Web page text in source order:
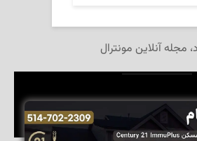
مجله آنلاین مونترال
برای مجله آنلاین «مداد» محفوظ است.